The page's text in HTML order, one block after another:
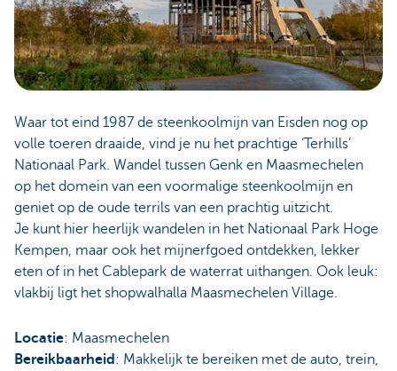
Waar tot eind 1987 de steenkoolmijn van Eisden nog op
volle toeren draaide, vind je nu het prachtige ‘Terhills’
Nationaal Park. Wandel tussen Genk en Maasmechelen
op het domein van een voormalige steenkoolmijn en
geniet op de oude terrils van een prachtig uitzicht.
Je kunt hier heerlijk wandelen in het Nationaal Park Hoge
Kempen, maar ook het mijnerfgoed ontdekken, lekker
eten of in het Cablepark de waterrat uithangen. Ook leuk:
vlakbij ligt het shopwalhalla Maasmechelen Village.
Locatie: Maasmechelen
Bereikbaarheid : Makkelijk te bereiken met de auto, trein,